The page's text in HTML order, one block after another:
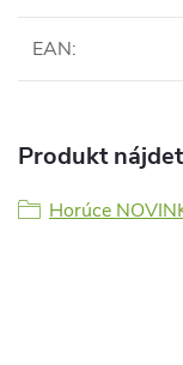
EAN:
Produkt
Horúce